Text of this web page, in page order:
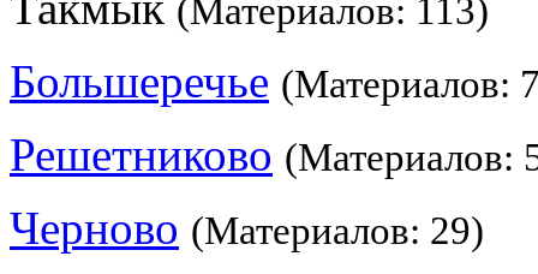
(Материалов: 113)
Большеречье (Материалов:
Решетниково (Материалов:
Черново (Материалов: 29)